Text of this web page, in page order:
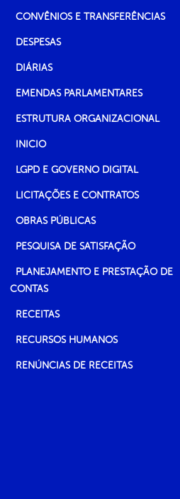
CONVÊNIOS E TRANSFERÊNCIAS
DESPESAS
DIÁRIAS
EMENDAS PARLAMENTARES
ESTRUTURA ORGANIZACIONAL
INICIO
LGPD E GOVERNO DIGITAL
LICITAÇÕES E CONTRATOS
OBRAS PÚBLICAS
PESQUISA DE SATISFAÇÃO
PLANEJAMENTO E PRESTAÇÃO DE
CONTAS
RECEITAS
RECURSOS HUMANOS
RENÚNCIAS DE RECEITAS